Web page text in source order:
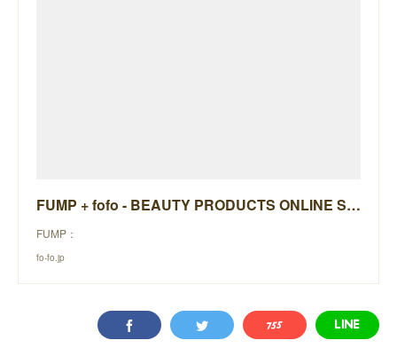
FUMP + fofo - BEAUTY PRODUCTS ONLINE STORE -
FUMP：
fo-fo.jp